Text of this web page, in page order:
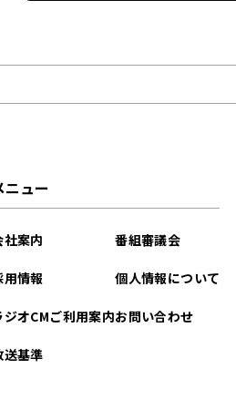
2026年03月
2026年01月
ニュー
社案内
用情報
ジオCMご利用案内
送基準
番組審議会
個人情報について
お問い合わせ